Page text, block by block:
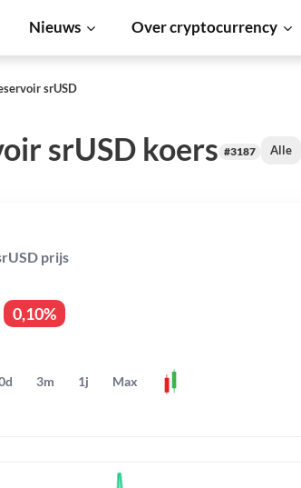
Nieuws Over cryptocurrency
srUSD
srUSD koers #3187 Alle
prijs
0,10%
3m 1j Max